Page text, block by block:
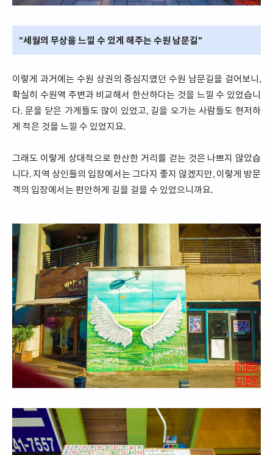
"세월의 무상을 느낄 수 있게 해주는 수원 남문길"
이렇게 과거에는 수원 상권의 중심지였던 수원 남문길을 걸어보니,
확실히 수원역 주변과 비교해서 한산하다는 것을 느낄 수 있었습니
다. 문을 닫은 가게들도 많이 있었고, 길을 오가는 사람들도 현저하
게 적은 것을 느낄 수 있었지요.
그래도 이렇게 상대적으로 한산한 거리를 걷는 것은 나쁘지 않았습
니다. 지역 상인들의 입장에서는 그다지 좋지 않겠지만, 이렇게 방문
객의 입장에서는 편안하게 길을 걸을 수 있었으니까요.